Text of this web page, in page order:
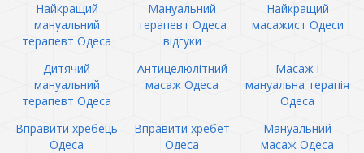
Найкращий
мануальний
терапевт Одеса
Мануальний
терапевт Одеса
відгуки
Найкращий
масажист Одеси
Дитячий
мануальний
терапевт Одеса
Антицелюлітний
масаж Одеса
Масаж і
мануальна терапія
Одеса
Вправити хребець
Одеса
Вправити хребет
Одеса
Мануальний
масаж Одеса